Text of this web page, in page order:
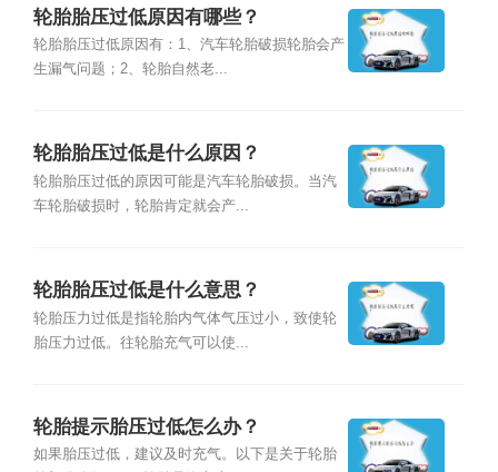
轮胎胎压过低原因有哪些？
轮胎胎压过低原因有：1、汽车轮胎破损轮胎会产
生漏气问题；2、轮胎自然老...
轮胎胎压过低是什么原因？
轮胎胎压过低的原因可能是汽车轮胎破损。当汽
车轮胎破损时，轮胎肯定就会产...
轮胎胎压过低是什么意思？
轮胎压力过低是指轮胎内气体气压过小，致使轮
胎压力过低。往轮胎充气可以使...
轮胎提示胎压过低怎么办？
如果胎压过低，建议及时充气。以下是关于轮胎